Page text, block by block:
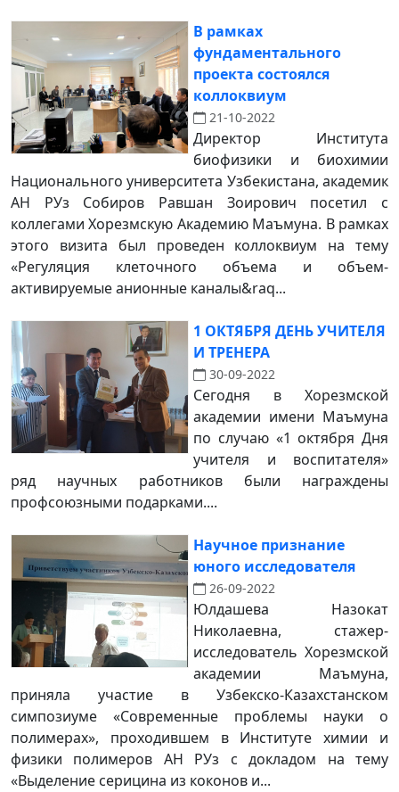
В рамках
фундаментального
проекта состоялся
коллоквиум
21-10-2022
Директор Института
биофизики и биохимии
Национального университета Узбекистана, академик
АН РУз Собиров Равшан Зоирович посетил с
коллегами Хорезмскую Академию Маъмуна. В рамках
этого визита был проведен коллоквиум на тему
«Регуляция клеточного объема и объем-
активируемые анионные каналы&raq...
1 ОКТЯБРЯ ДЕНЬ УЧИТЕЛЯ
И ТРЕНЕРА
30-09-2022
Сегодня в Хорезмской
академии имени Маъмуна
по случаю «1 октября Дня
учителя и воспитателя»
ряд научных работников были награждены
профсоюзными подарками....
Научное признание
юного исследователя
26-09-2022
Юлдашева Назокат
Николаевна, стажер-
исследователь Хорезмской
академии Маъмуна,
приняла участие в Узбекско-Казахстанском
симпозиуме «Современные проблемы науки о
полимерах», проходившем в Институте химии и
физики полимеров АН РУз с докладом на тему
«Выделение серицина из коконов и...